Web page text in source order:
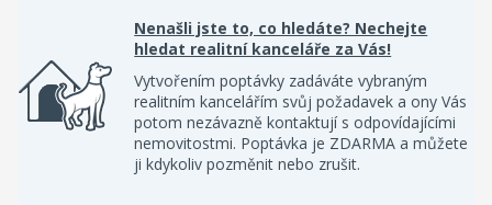
Nenašli jste to, co hledáte? Nechejte
hledat realitní kanceláře za Vás!
Vytvořením poptávky zadáváte vybraným
realitním kancelářím svůj požadavek a ony Vás
potom nezávazně kontaktují s odpovídajícími
nemovitostmi. Poptávka je ZDARMA a můžete
ji kdykoliv pozměnit nebo zrušit.